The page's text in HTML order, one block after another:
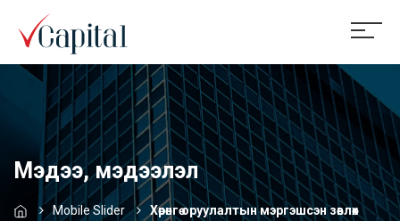
Мэдээ, мэдээлэл
Mobile Slider Хөрөнгө оруулалтын мэргэшсэн зөвлөх